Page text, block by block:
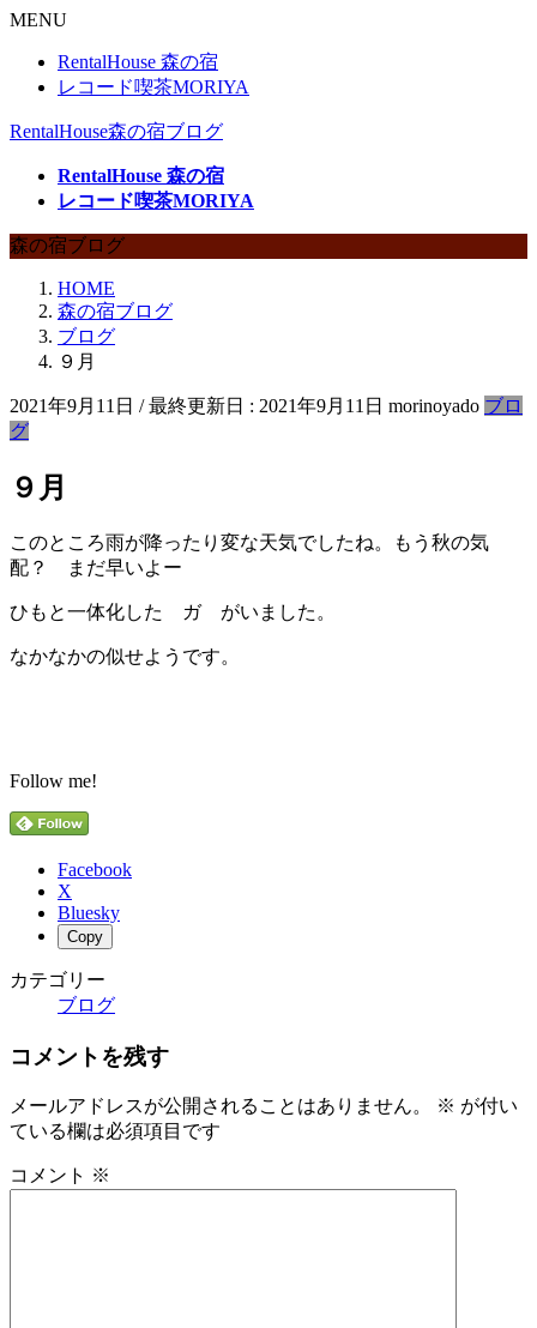
MENU
RentalHouse 森の宿
レコード喫茶MORIYA
RentalHouse森の宿ブログ
RentalHouse 森の宿
レコード喫茶MORIYA
森の宿ブログ
HOME
森の宿ブログ
ブログ
９月
2021年9月11日 / 最終更新日 : 2021年9月11日 morinoyado ブロ
グ
９月
このところ雨が降ったり変な天気でしたね。もう秋の気
配？ まだ早いよー
ひもと一体化した ガ がいました。
なかなかの似せようです。
Follow me!
Facebook
X
Bluesky
Copy
カテゴリー
ブログ
コメントを残す
メールアドレスが公開されることはありません。 ※ が付い
ている欄は必須項目です
コメント ※